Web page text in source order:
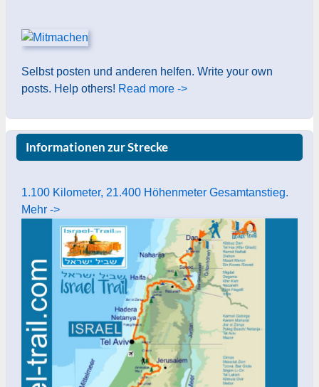
Selbst posten und anderen helfen. Write your own
posts. Help others! Read more ->
Informationen zur Strecke
1.100 Kilometer, 21.400 Höhenmeter Gesamtanstieg.
Mehr ->